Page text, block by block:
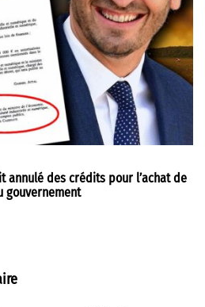
annulé des crédits pour l’achat de
gouvernement